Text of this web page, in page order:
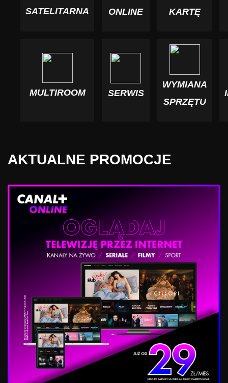
SATELITARNA
ONLINE
KARTĘ
MULTIROOM SERWIS
WYMIANA
SPRZĘTU
AKTUALNE PROMOCJE